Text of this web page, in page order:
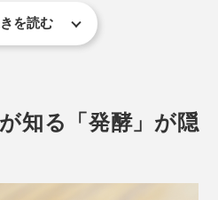
さが、料理の味を、引き立て
乾燥した、フレーク状の「フ
合。
を読む
知る「発酵」が隠